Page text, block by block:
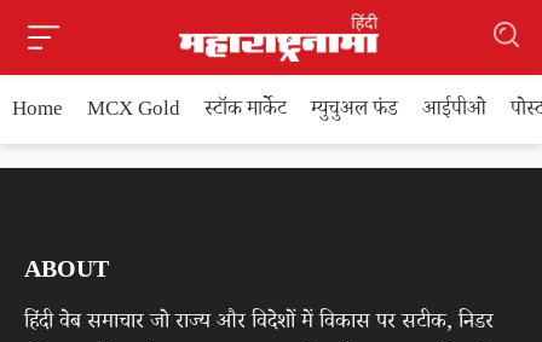
Home MCX Gold स्टॉक मार्केट म्युचुअल फंड आईपीओ
ABOUT
हिंदी वेब समाचार जो राज्य और विदेशों में विकास पर सटीक, निडर